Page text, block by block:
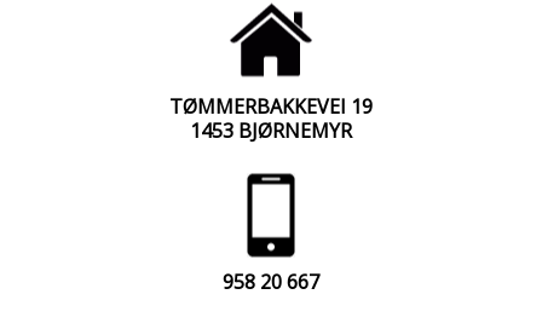
TØMMERBAKKEVEI 19
1453 BJØRNEMYR
958 20 667